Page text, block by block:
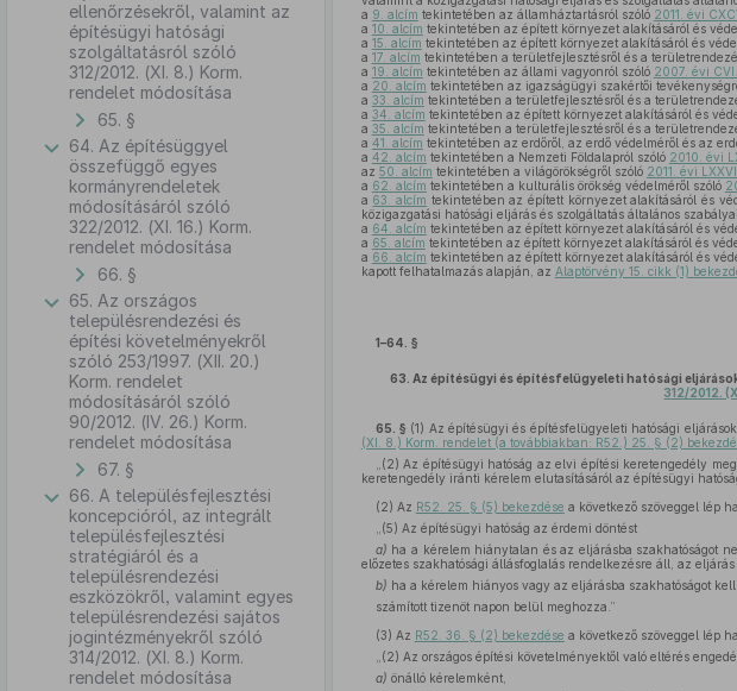
ellenőrzésekről, valamint az
építésügyi hatósági
szolgáltatásról szóló
312/2012. (XI. 8.) Korm.
rendelet módosítása
65. §
64. Az építésüggyel
összefüggő egyes
kormányrendeletek
módosításáról szóló
322/2012. (XI. 16.) Korm.
rendelet módosítása
66. §
65. Az országos
településrendezési és
építési követelményekről
szóló 253/1997. (XII. 20.)
Korm. rendelet
módosításáról szóló
90/2012. (IV. 26.) Korm.
rendelet módosítása
67. §
66. A településfejlesztési
koncepcióról, az integrált
településfejlesztési
stratégiáról és a
településrendezési
eszközökről, valamint egyes
településrendezési sajátos
jogintézményekről szóló
314/2012. (XI. 8.) Korm.
rendelet módosítása
a 9. alcím tekintetében az államháztartásról szóló 2011. évi
a 10. alcím tekintetében az épített környezet alakításáról és
a 15. alcím tekintetében az épített környezet alakításáról és
a 17. alcím tekintetében a területfejlesztésről és a
a 19. alcím tekintetében az állami vagyonról szóló 2007. évi
a 20. alcím tekintetében az igazságügyi szakértői
a 33. alcím tekintetében a területfejlesztésről és a
a 34. alcím tekintetében az épített környezet alakításáról és
a 35. alcím tekintetében a területfejlesztésről és a
a 41. alcím tekintetében az erdőről, az erdő védelméről és az
a 42. alcím tekintetében a Nemzeti Földalapról szóló 2010. évi
az 50. alcím tekintetében a világörökségről szóló 2011. évi
a 62. alcím tekintetében a kulturális örökség védelméről szóló
a 63. alcím tekintetében az épített környezet alakításáról és
közigazgatási hatósági eljárás és szolgáltatás általános
a 64. alcím tekintetében az épített környezet alakításáról és
a 65. alcím tekintetében az épített környezet alakításáról és
a 66. alcím tekintetében az épített környezet alakításáról és
kapott felhatalmazás alapján, az Alaptörvény 15. cikk (1)
1–64. §
63. Az építésügyi és építésfelügyeleti hatósági
312/2012.
65. § (1) Az építésügyi és építésfelügyeleti hatósági
(XI. 8.) Korm. rendelet (a továbbiakban: R52.) 25. § (2)
„(2) Az építésügyi hatóság az elvi építési keretengedély
keretengedély iránti kérelem elutasításáról az építésügyi
(2) Az R52. 25. § (5) bekezdése a következő szöveggel lép
„(5) Az építésügyi hatóság az érdemi döntést
a) ha a kérelem hiánytalan és az eljárásba szakhatóságot
előzetes szakhatósági állásfoglalás rendelkezésre áll, az eljárás
b) ha a kérelem hiányos vagy az eljárásba szakhatóságot
számított tizenöt napon belül meghozza.”
(3) Az R52. 36. § (2) bekezdése a következő szöveggel lép
„(2) Az országos építési követelményektől való eltérés
a) önálló kérelemként,